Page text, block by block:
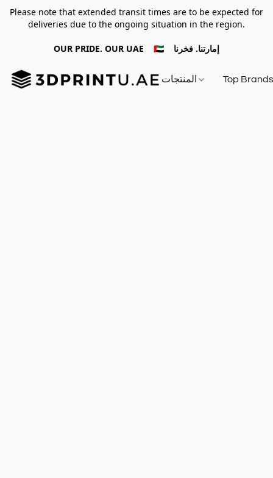
Please note that extended transit times are to be expected for
deliveries due to the ongoing situation in the region.
OUR PRIDE. OUR UAE 🇦🇪 إمارتنا. فخرنا
المنتجات Top